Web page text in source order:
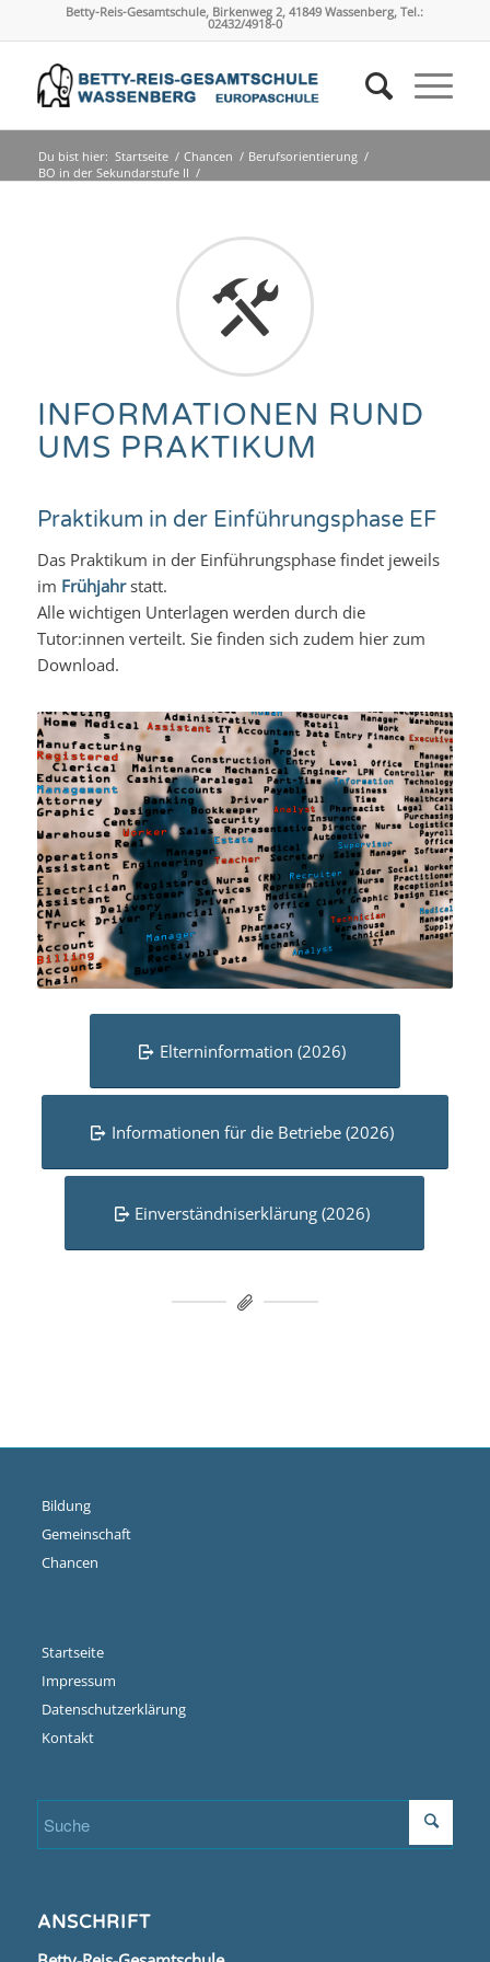
Betty-Reis-Gesamtschule, Birkenweg 2, 41849 Wassenberg, Tel.:
02432/4918-0
Du bist hier: Startseite / Chancen / Berufsorientierung /
BO in der Sekundarstufe II /
INFORMATIONEN RUND
UMS PRAKTIKUM
Praktikum in der Einführungsphase EF
Das Praktikum in der Einführungsphase findet jeweils
im Frühjahrstatt.
Alle wichtigen Unterlagen werden durch die
Tutor:innen verteilt. Sie finden sich zudem hier zum
Download.
Elterninformation (2026)
Informationen für die Betriebe (2026)
Einverständnis­erklärung (2026)
Bildung
Gemeinschaft
Chancen
Startseite
Impressum
Datenschutzerklärung
Kontakt
ANSCHRIFT